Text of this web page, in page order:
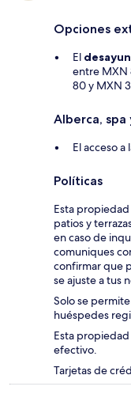
Opciones
El
entre MXN
80 y MXN
Alberca, spa
El acceso
Políticas
Esta
patios y
en caso de
comuniques
confirmar que
se ajuste a tus
Solo se
huéspedes
Esta
efectivo.
Tarjetas de